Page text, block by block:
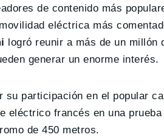
de contenido más
eléctrica más
logró reunir a más de un millón
generar un enorme interés.
participación en el popular
eléctrico francés en una
de 450 metros.